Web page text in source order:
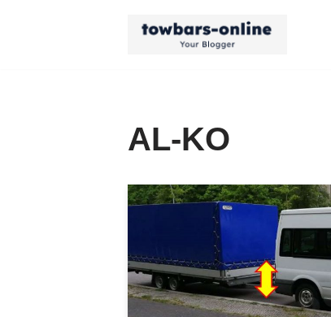
AL-KO